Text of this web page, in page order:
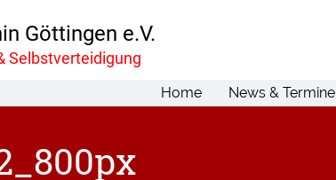
Göttingen e.V.
Selbstverteidigung
Home News & Termine